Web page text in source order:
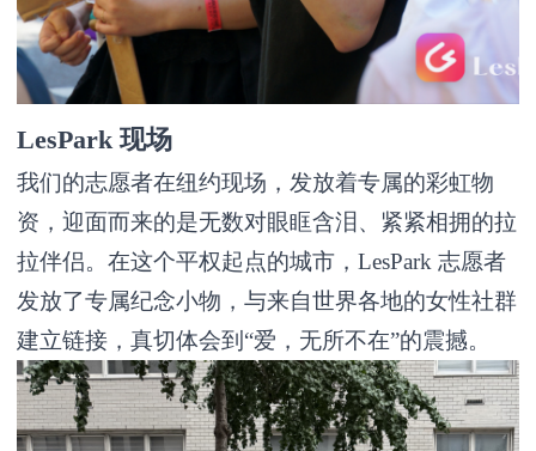
LesPark 现场
我们的志愿者在纽约现场，发放着专属的彩虹物
资，迎面而来的是无数对眼眶含泪、紧紧相拥的拉
拉伴侣。在这个平权起点的城市，LesPark 志愿者
发放了专属纪念小物，与来自世界各地的女性社群
建立链接，真切体会到“爱，无所不在”的震撼。